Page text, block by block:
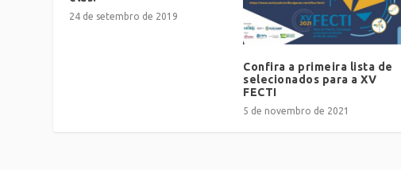
24 de setembro de 2019
Confira a primeira lista de
selecionados para a XV
FECTI
5 de novembro de 2021